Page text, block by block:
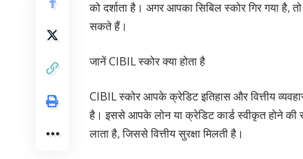
को दर्शाता है। अगर आपका सिबिल स्कोर गिर गया
सकते हैं।
जानें CIBIL स्कोर क्या होता है
CIBIL स्कोर आपके क्रेडिट इतिहास और वित्तीय
है। इससे आपके लोन या क्रेडिट कार्ड स्वीकृत होने की
लाता है, जिससे वित्तीय सुरक्षा मिलती है।